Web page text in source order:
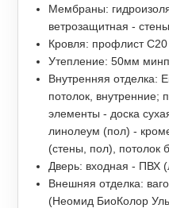
Мембраны:
ветрозащитная - стены
Кровля: профлист С20
Утепление: 50мм
Внутренняя отделка:
потолок, внутренние;
элементы - доска
линолеум (пол) -
(стены, пол), потолок
Дверь: входная - ПВХ
Внешняя отделка:
(Неомид БиоКолор